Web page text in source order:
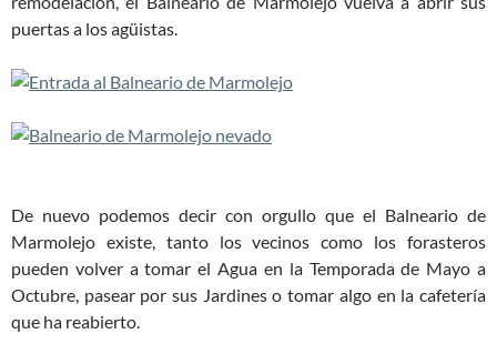
puertas a los agüistas.
De nuevo podemos decir con orgullo que el Balneario de
Marmolejo existe, tanto los vecinos como los forasteros
pueden volver a tomar el Agua en la Temporada de Mayo a
Octubre, pasear por sus Jardines o tomar algo en la cafetería
que ha reabierto.